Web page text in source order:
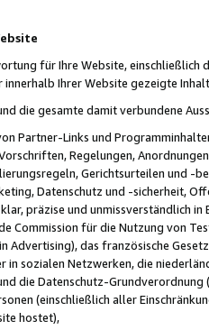
für Ihre Website,
Ihrer Website gezeigte
die gesamte damit verbundene
Partner-Links und
Regelungen,
Gerichtsurteilen und -
Datenschutz und -sicherheit,
präzise und unmissverständlich
Commission für die Nutzung von
Advertising), das französische
in sozialen Netzwerken, die
die Datenschutz-
(einschließlich aller
hostet),